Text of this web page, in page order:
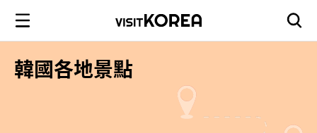
韓國各地景點